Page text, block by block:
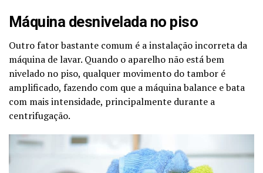
Máquina desnivelada no piso
Outro fator bastante comum é a instalação incorreta da
máquina de lavar. Quando o aparelho não está bem
nivelado no piso, qualquer movimento do tambor é
amplificado, fazendo com que a máquina balance e bata
com mais intensidade, principalmente durante a
centrifugação.